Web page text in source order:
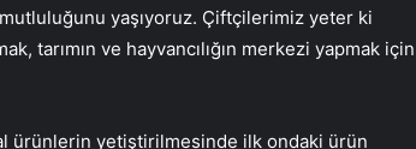
yaşıyoruz. Çiftçilerimiz yeter ki
tarımın ve hayvancılığın merkezi yapmak için
ürünlerin yetiştirilmesinde ilk ondaki ürün